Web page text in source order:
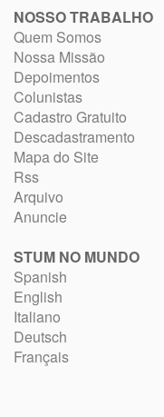
NOSSO TRABALHO
Quem Somos
Nossa Missão
Depoimentos
Colunistas
Cadastro Gratuito
Descadastramento
Mapa do Site
Rss
Arquivo
Anuncie
STUM NO MUNDO
Spanish
English
Italiano
Deutsch
Français